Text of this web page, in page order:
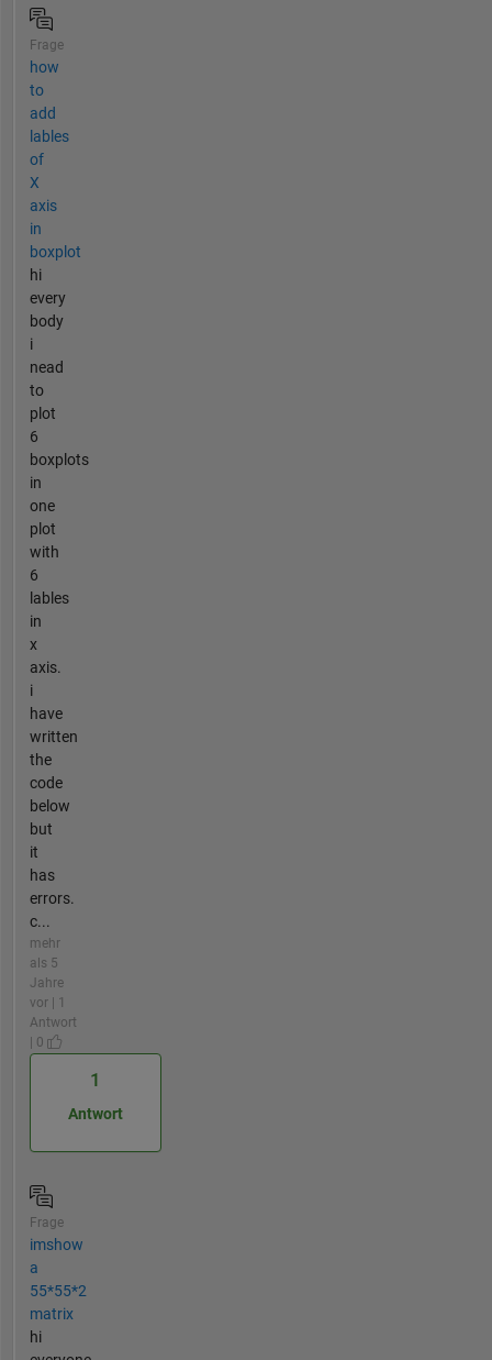
Frage
how
to
add
lables
of
X
axis
in
boxplot
hi
every
body
i
nead
to
plot
6
boxplots
in
one
plot
with
6
lables
in
x
axis.
i
have
written
the
code
below
but
it
has
errors.
c...
mehr
als 5
Jahre
vor | 1
Antwort
| 0
1
Antwort
Frage
imshow
a
55*55*2
matrix
hi